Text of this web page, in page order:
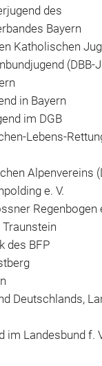
des
Bayern
Katholischen
(DBB-
in Bayern
im DGB
Lebens-
Alpenvereins
e. V.
Regenbogen
des BFP
Deutschlands,
im Landesbund f.